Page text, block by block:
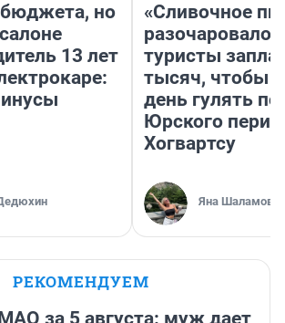
но
13 лет
«Сливочное
разочаровало»:
туристы
тысяч, чтобы
день гулять по
Юрского
Хогвартсу
Яна Шаламова
РЕКОМЕНДУЕМ
за 5 августа: муж дает